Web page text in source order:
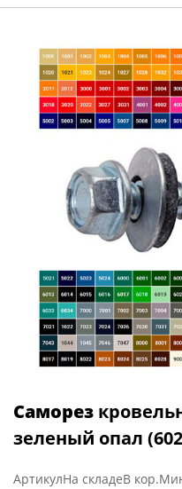
Саморез
зеленый опал
АртикулНа складеВ кор.